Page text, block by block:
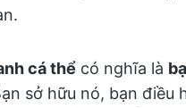
cá thể có nghĩa là
sở hữu nó, bạn điều